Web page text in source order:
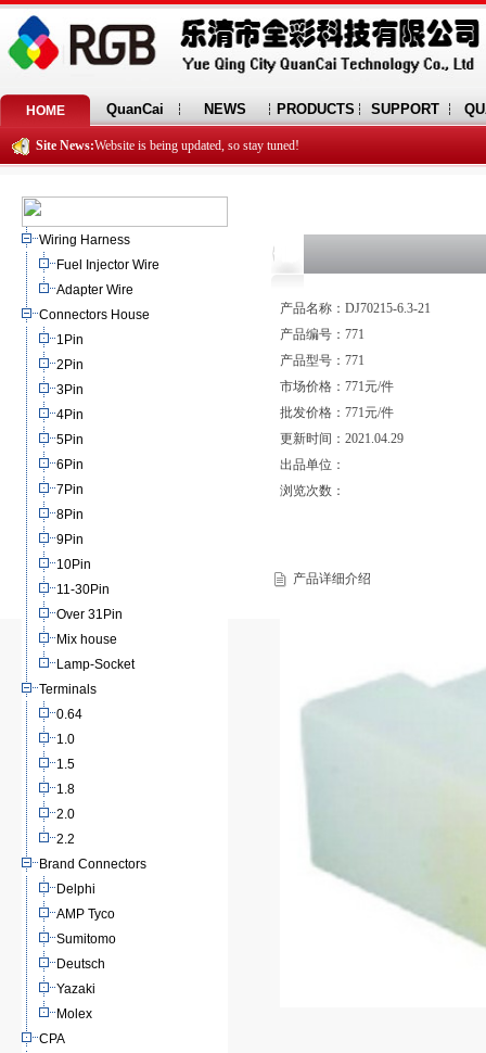
HOME QuanCai NEWS PRODUCTS SUPPORT
Site News:Website is being updated, so stay tuned!
Wiring Harness
Fuel Injector Wire
Adapter Wire
Connectors House
1Pin
2Pin
3Pin
4Pin
5Pin
6Pin
7Pin
8Pin
9Pin
10Pin
11-30Pin
Over 31Pin
Mix house
Lamp-Socket
Terminals
0.64
1.0
1.5
1.8
2.0
2.2
Brand Connectors
Delphi
AMP Tyco
Sumitomo
Deutsch
Yazaki
Molex
CPA
产品名称：DJ70215-6.3-21
产品编号：771
产品型号：771
市场价格：771元/件
批发价格：771元/件
更新时间：2021.04.29
出品单位：
浏览次数：
产品详细介绍